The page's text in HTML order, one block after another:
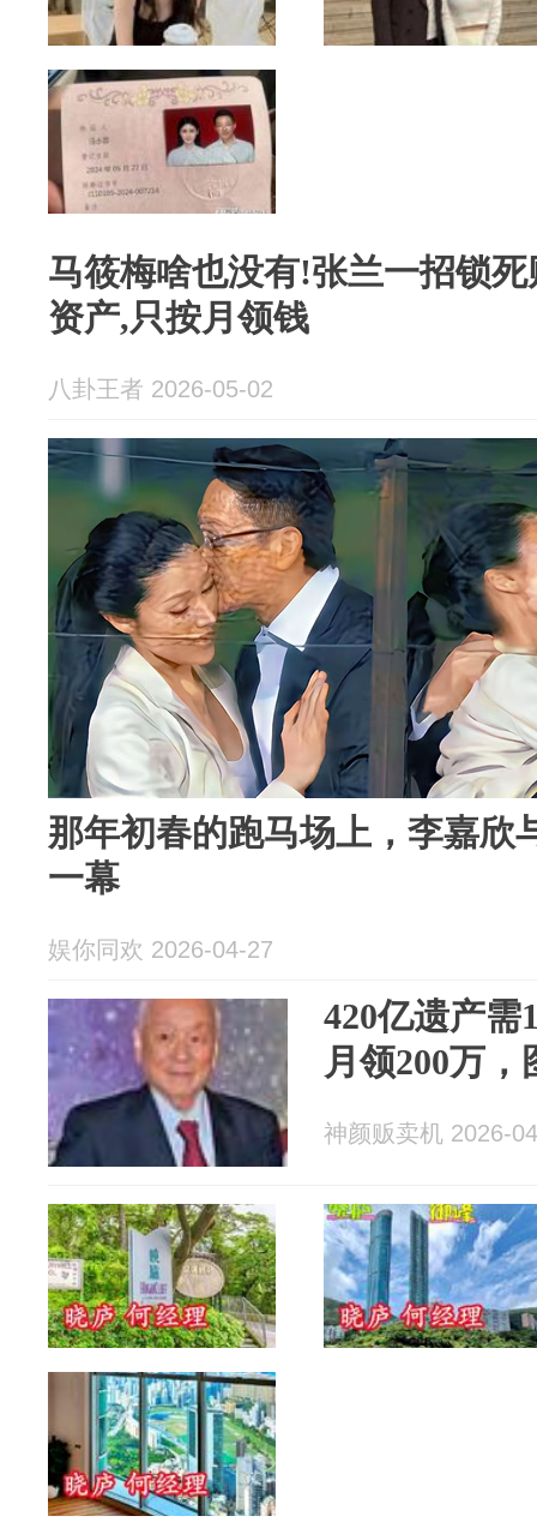
马筱梅啥也没有!张兰一招锁
资产,只按月领钱
八卦王者 2026-05-02
那年初春的跑马场上，李嘉欣
一幕
娱你同欢 2026-04-27
420亿遗产需
月领200万，
神颜贩卖机 2026-